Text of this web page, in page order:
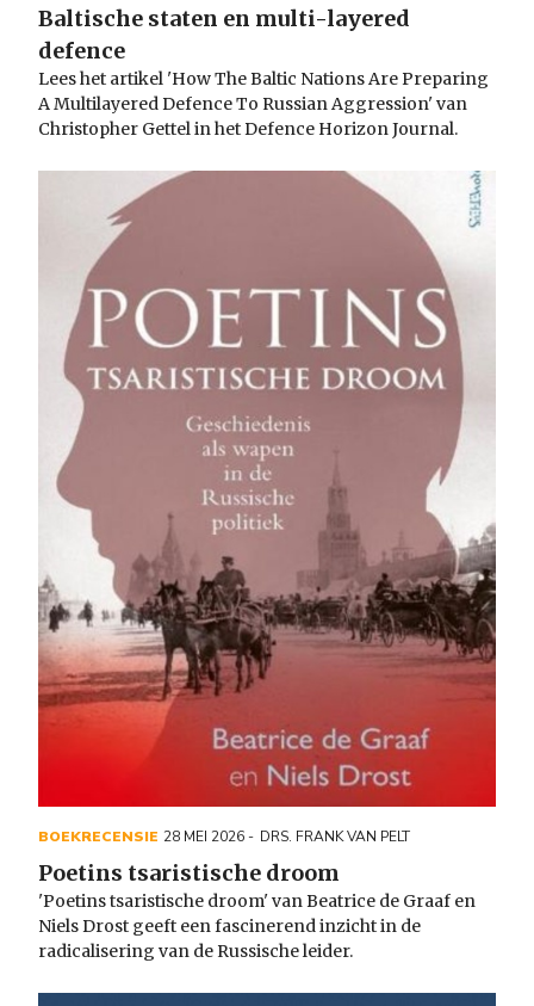
Baltische staten en multi-layered
defence
Lees het artikel 'How The Baltic Nations Are Preparing
A Multilayered Defence To Russian Aggression' van
Christopher Gettel in het Defence Horizon Journal.
BOEKRECENSIE 28 MEI 2026 DRS. FRANK VAN PELT
Poetins tsaristische droom
'Poetins tsaristische droom' van Beatrice de Graaf en
Niels Drost geeft een fascinerend inzicht in de
radicalisering van de Russische leider.